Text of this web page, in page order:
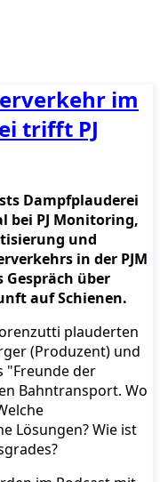
im
trifft PJ
Dampfplauderei
bei PJ Monitoring,
und
in der PJM
Gespräch über
auf Schienen.
plauderten
(Produzent) und
"Freunde der
Bahntransport. Wo
Lösungen? Wie ist